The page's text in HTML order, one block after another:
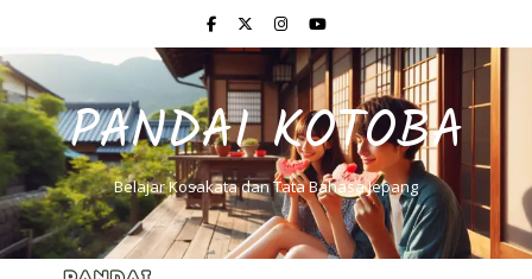
PANDAI KOTOBA
Belajar Kosakata dan Tata Bahasa Jepang